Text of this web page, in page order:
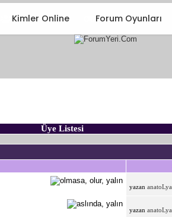
Kimler Online Forum Oyunları
Üye Listesi
yazananatoLya
yazananatoLya